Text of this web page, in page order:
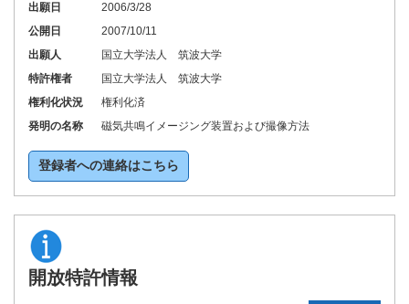
出願日
2006/3/28
公開日
2007/10/11
出願人
国立大学法人 筑波大学
特許権者
国立大学法人 筑波大学
権利化状況
権利化済
発明の名称
磁気共鳴イメージング装置および撮像方法
登録者への連絡はこちら
開放特許情報